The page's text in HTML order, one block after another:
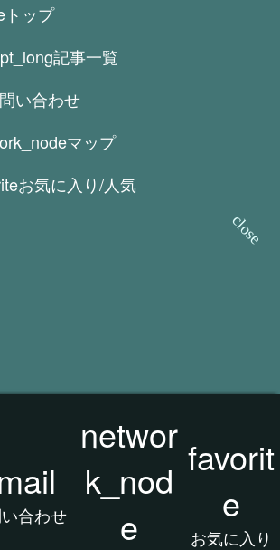
合わせ
networ
k_nod
e
favorit
e
お気に入り
トップ
記事一覧
問い合わせ
マップ
お気に入り/人気
アフィリエイト/CSV/画像/動画/カタ
証 スタジオ All rights reserved.